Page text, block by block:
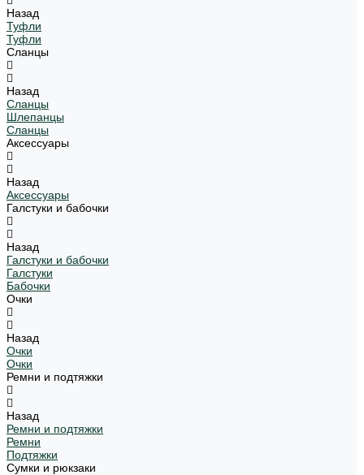
Назад
Туфли
Туфли
Сланцы
Назад
Сланцы
Шлепанцы
Сланцы
Аксессуары
Назад
Аксессуары
Галстуки и бабочки
Назад
Галстуки и бабочки
Галстуки
Бабочки
Очки
Назад
Очки
Очки
Ремни и подтяжки
Назад
Ремни и подтяжки
Ремни
Подтяжки
Сумки и рюкзаки